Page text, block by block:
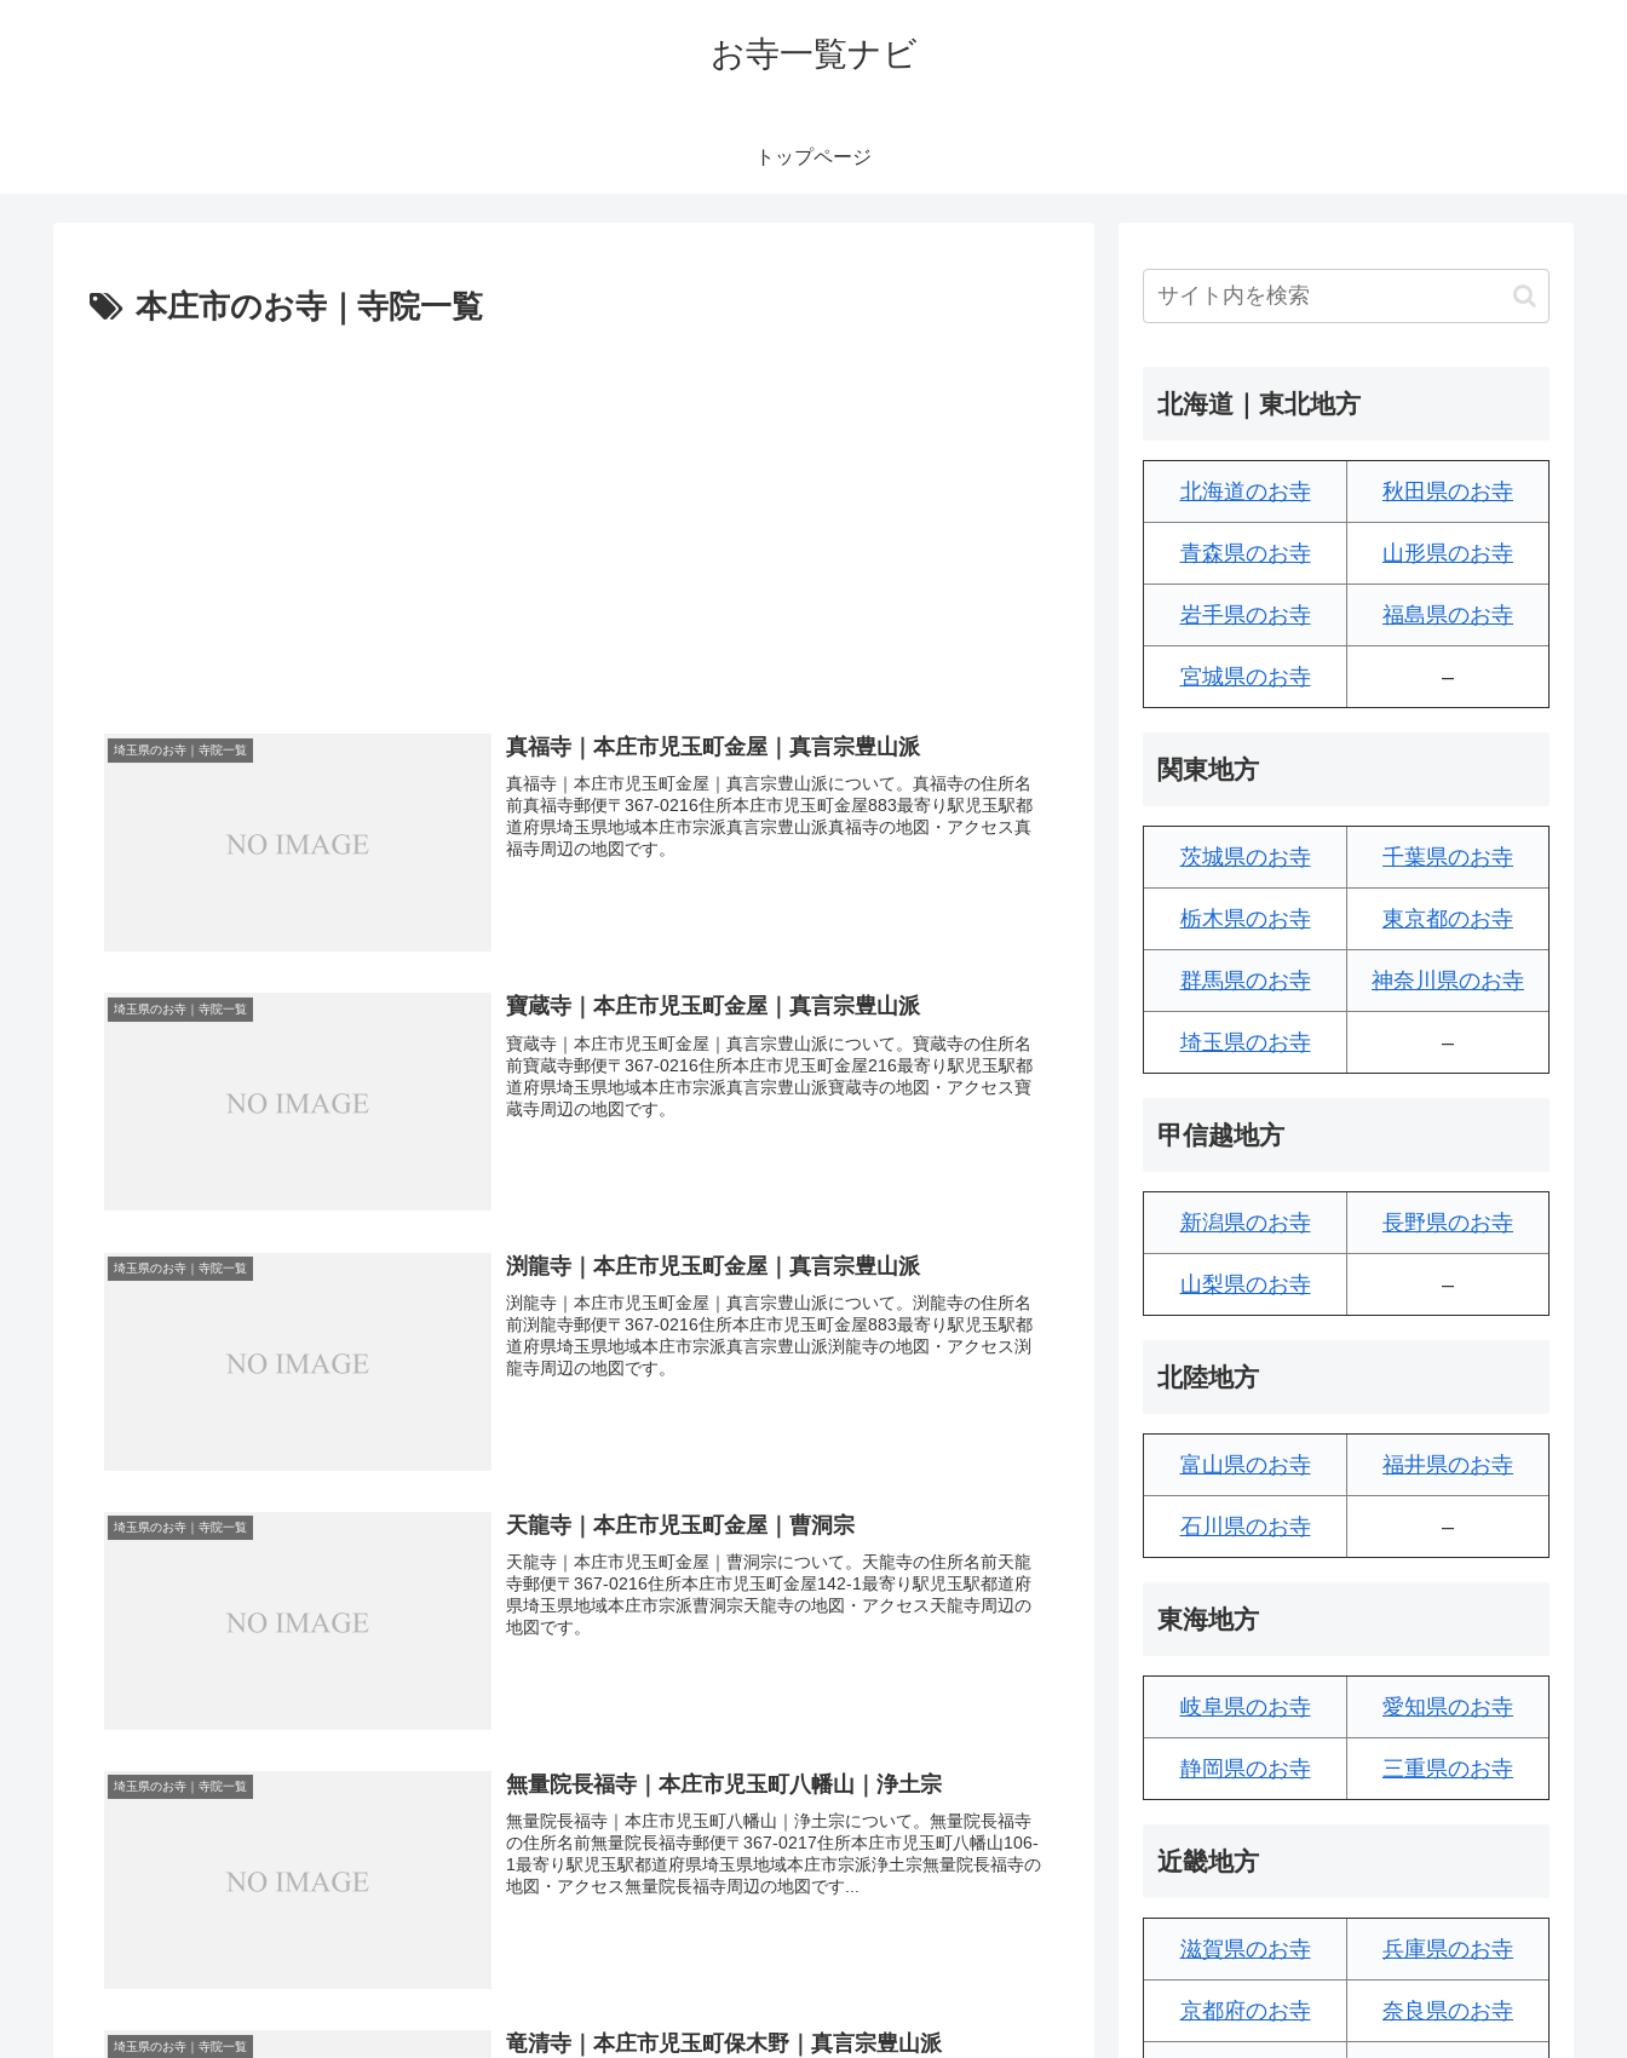
お寺一覧ナビ
トップページ
本庄市のお寺｜寺院一覧
埼玉県のお寺｜寺院一覧 真福寺｜本庄市児玉町金屋｜真言宗豊山派
真福寺｜本庄市児玉町金屋｜真言宗豊山派について。真福寺の住所名
前真福寺郵便〒367-0216住所本庄市児玉町金屋883最寄り駅児玉駅都
道府県埼玉県地域本庄市宗派真言宗豊山派真福寺の地図・アクセス真
福寺周辺の地図です。
埼玉県のお寺｜寺院一覧 寶蔵寺｜本庄市児玉町金屋｜真言宗豊山派
寶蔵寺｜本庄市児玉町金屋｜真言宗豊山派について。寶蔵寺の住所名
前寶蔵寺郵便〒367-0216住所本庄市児玉町金屋216最寄り駅児玉駅都
道府県埼玉県地域本庄市宗派真言宗豊山派寶蔵寺の地図・アクセス寶
蔵寺周辺の地図です。
埼玉県のお寺｜寺院一覧 渕龍寺｜本庄市児玉町金屋｜真言宗豊山派
渕龍寺｜本庄市児玉町金屋｜真言宗豊山派について。渕龍寺の住所名
前渕龍寺郵便〒367-0216住所本庄市児玉町金屋883最寄り駅児玉駅都
道府県埼玉県地域本庄市宗派真言宗豊山派渕龍寺の地図・アクセス渕
龍寺周辺の地図です。
埼玉県のお寺｜寺院一覧 天龍寺｜本庄市児玉町金屋｜曹洞宗
天龍寺｜本庄市児玉町金屋｜曹洞宗について。天龍寺の住所名前天龍
寺郵便〒367-0216住所本庄市児玉町金屋142-1最寄り駅児玉駅都道府
県埼玉県地域本庄市宗派曹洞宗天龍寺の地図・アクセス天龍寺周辺の
地図です。
埼玉県のお寺｜寺院一覧 無量院長福寺｜本庄市児玉町八幡山｜浄土宗
無量院長福寺｜本庄市児玉町八幡山｜浄土宗について。無量院長福寺
の住所名前無量院長福寺郵便〒367-0217住所本庄市児玉町八幡山106-
1最寄り駅児玉駅都道府県埼玉県地域本庄市宗派浄土宗無量院長福寺の
地図・アクセス無量院長福寺周辺の地図です...
埼玉県のお寺｜寺院一覧 竜清寺｜本庄市児玉町保木野｜真言宗豊山派
北海道｜東北地方
北海道のお寺 秋田県のお寺
青森県のお寺 山形県のお寺
岩手県のお寺 福島県のお寺
宮城県のお寺 –
関東地方
茨城県のお寺 千葉県のお寺
栃木県のお寺 東京都のお寺
群馬県のお寺 神奈川県のお寺
埼玉県のお寺 –
甲信越地方
新潟県のお寺 長野県のお寺
山梨県のお寺 –
北陸地方
富山県のお寺 福井県のお寺
石川県のお寺 –
東海地方
岐阜県のお寺 愛知県のお寺
静岡県のお寺 三重県のお寺
近畿地方
滋賀県のお寺 兵庫県のお寺
京都府のお寺 奈良県のお寺